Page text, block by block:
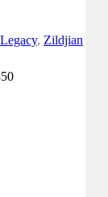
, Zildjian